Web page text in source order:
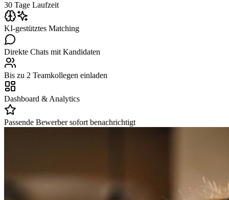
30 Tage Laufzeit
KI-gestütztes Matching
Direkte Chats mit Kandidaten
Bis zu 2 Teamkollegen einladen
Dashboard & Analytics
Passende Bewerber sofort benachrichtigt